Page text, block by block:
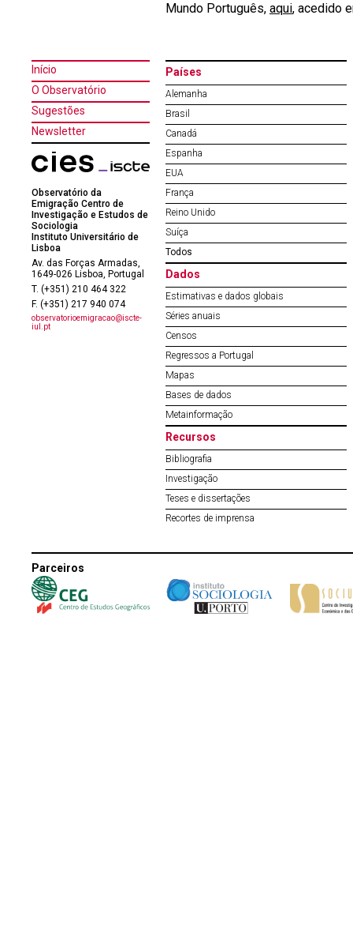
Mundo Português, aqui, acedido
Início
O Observatório
Sugestões
Newsletter
Observatório da
Emigração Centro de
Investigação e Estudos de
Sociologia
Instituto Universitário de
Lisboa
Av. das Forças Armadas,
1649-026 Lisboa, Portugal
T. (+351) 210 464 322
F. (+351) 217 940 074
observatorioemigracao@iscte-
iul.pt
Países
Alemanha
Brasil
Canadá
Espanha
EUA
França
Reino Unido
Suíça
Todos
Dados
Estimativas e dados globais
Séries anuais
Censos
Regressos a Portugal
Mapas
Bases de dados
Metainformação
Recursos
Bibliografia
Investigação
Teses e dissertações
Recortes de imprensa
Parceiros